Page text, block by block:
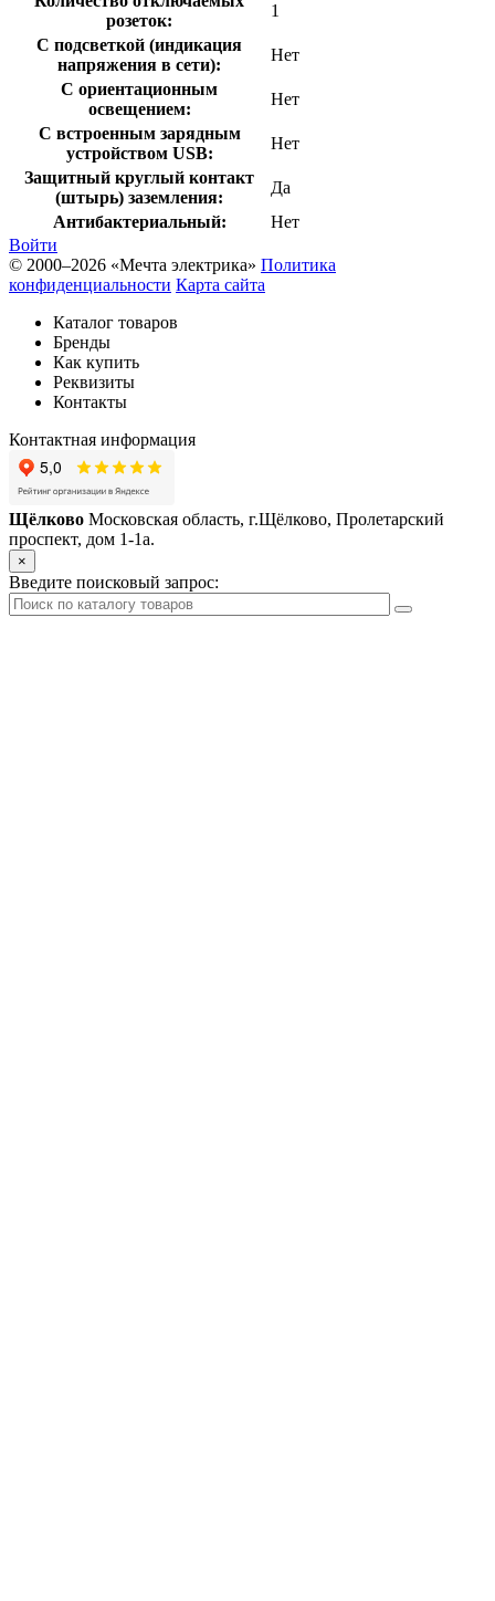
розеток:
1
С подсветкой (индикация
напряжения в сети):
Нет
С ориентационным
освещением:
Нет
С встроенным зарядным
устройством USB:
Нет
Защитный круглый контакт
(штырь) заземления:
Да
Антибактериальный:
Нет
Войти
© 2000–2026 «Мечта электрика» Политика
конфиденциальности Карта сайта
Каталог товаров
Бренды
Как купить
Реквизиты
Контакты
Контактная информация
Щёлково Московская область, г.Щёлково, Пролетарский
проспект, дом 1‑1а.
×
Введите поисковый запрос: